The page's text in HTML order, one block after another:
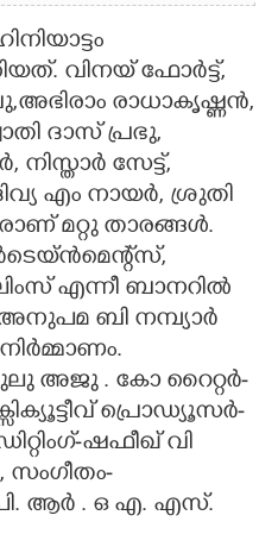
വിനയ് ഫോർട്ട്,
രാധാകൃഷ്ണൻ,
ദാസ് പ്രഭു,
സേട്ട്,
എം നായർ, ശ്രുതി
മറ്റു താരങ്ങൾ.
എന്നീ ബാനറിൽ
ബി നമ്പ്യാർ
അജു . കോ റൈറ്റർ-
പ്രൊഡ്യൂസർ-
ഷഫീഖ് വി
ആർ . ഒ എ. എസ്.